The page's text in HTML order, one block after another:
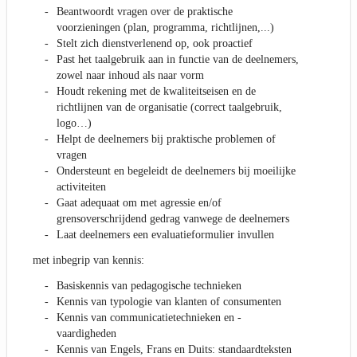
Beantwoordt vragen over de praktische
voorzieningen (plan, programma, richtlijnen,...)
Stelt zich dienstverlenend op, ook proactief
Past het taalgebruik aan in functie van de deelnemers,
zowel naar inhoud als naar vorm
Houdt rekening met de kwaliteitseisen en de
richtlijnen van de organisatie (correct taalgebruik,
logo…)
Helpt de deelnemers bij praktische problemen of
vragen
Ondersteunt en begeleidt de deelnemers bij moeilijke
activiteiten
Gaat adequaat om met agressie en/of
grensoverschrijdend gedrag vanwege de deelnemers
Laat deelnemers een evaluatieformulier invullen
met inbegrip van kennis:
Basiskennis van pedagogische technieken
Kennis van typologie van klanten of consumenten
Kennis van communicatietechnieken en -
vaardigheden
Kennis van Engels, Frans en Duits: standaardteksten